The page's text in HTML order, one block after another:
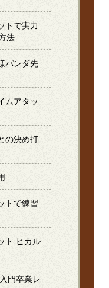
トで実力
法
パンダ先
ムアタッ
の決め打
トで練習
ト ヒカル
門卒業レ